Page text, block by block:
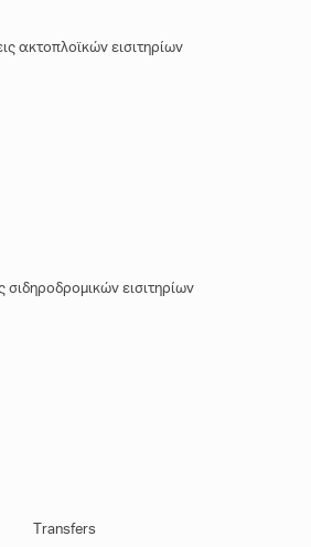
ακτοπλοϊκών εισιτηρίων
σιδηροδρομικών εισιτηρίων
Τransfers